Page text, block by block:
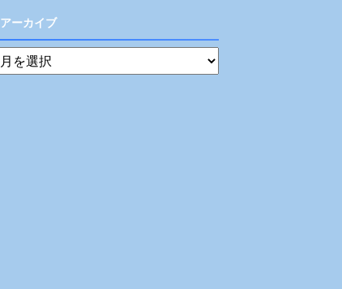
アーカイブ